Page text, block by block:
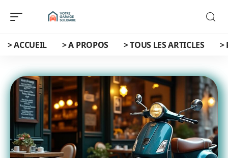
> ACCUEIL > A PROPOS > TOUS LES ARTICLES >